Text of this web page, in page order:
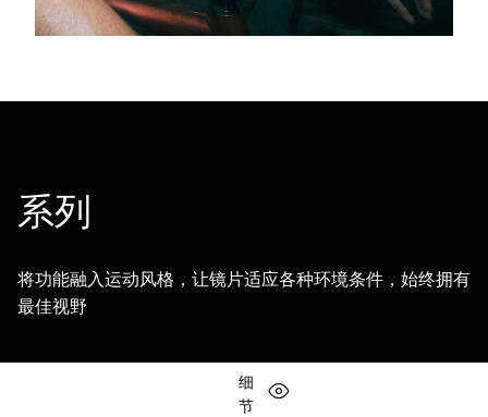
系列
将功能融入运动风格，让镜片适应各种环境条件，始终拥有
最佳视野
细
节